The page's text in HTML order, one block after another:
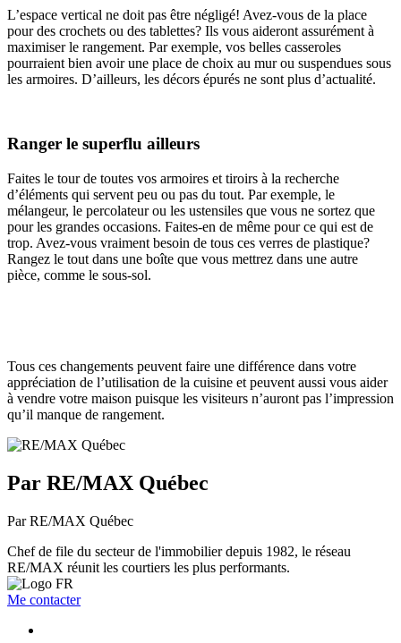
L’espace vertical ne doit pas être négligé! Avez-vous de la place
pour des crochets ou des tablettes? Ils vous aideront assurément à
maximiser le rangement. Par exemple, vos belles casseroles
pourraient bien avoir une place de choix au mur ou suspendues sous
les armoires. D’ailleurs, les décors épurés ne sont plus d’actualité.
Ranger le superflu ailleurs
Faites le tour de toutes vos armoires et tiroirs à la recherche
d’éléments qui servent peu ou pas du tout. Par exemple, le
mélangeur, le percolateur ou les ustensiles que vous ne sortez que
pour les grandes occasions. Faites-en de même pour ce qui est de
trop. Avez-vous vraiment besoin de tous ces verres de plastique?
Rangez le tout dans une boîte que vous mettrez dans une autre
pièce, comme le sous-sol.
Tous ces changements peuvent faire une différence dans votre
appréciation de l’utilisation de la cuisine et peuvent aussi vous aider
à vendre votre maison puisque les visiteurs n’auront pas l’impression
qu’il manque de rangement.
Par RE/MAX Québec
Par RE/MAX Québec
Chef de file du secteur de l'immobilier depuis 1982, le réseau
RE/MAX réunit les courtiers les plus performants.
Me contacter